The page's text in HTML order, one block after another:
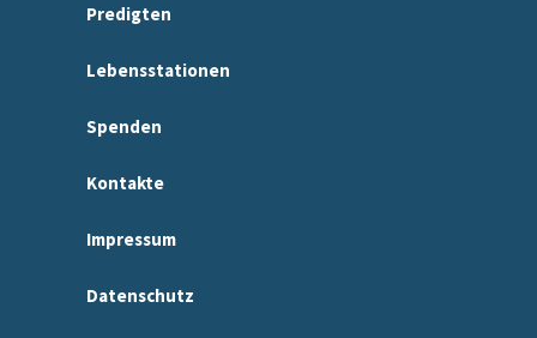
Predigten
Lebensstationen
Spenden
Kontakte
Impressum
Datenschutz